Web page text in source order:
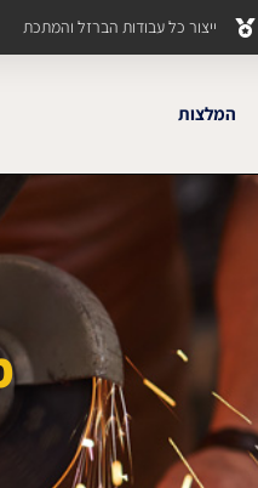
ייצור כל עבודות הברזל והמתכת
המלצות